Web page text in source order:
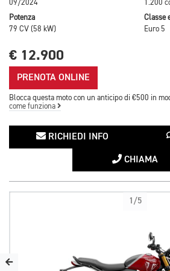
09/2024
1.200
Potenza
79 CV (58 kW)
Classe
Euro 5
€ 12.900
PRENOTA ONLINE
Blocca questa moto con un anticipo di €500 in
come funziona
RICHIEDI INFO
CHIAMA
1/5